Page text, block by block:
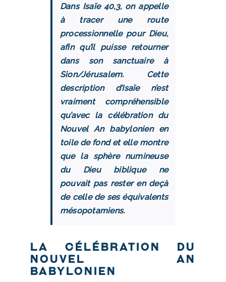
Dans Isaïe 40,3, on appelle
à tracer une route
processionnelle pour Dieu,
afin qu’il puisse retourner
dans son sanctuaire à
Sion/Jérusalem. Cette
description d’Isaïe n’est
vraiment compréhensible
qu’avec la célébration du
Nouvel An babylonien en
toile de fond et elle montre
que la sphère numineuse
du Dieu biblique ne
pouvait pas rester en deçà
de celle de ses équivalents
mésopotamiens.
La célébration du
nouvel an
babylonien